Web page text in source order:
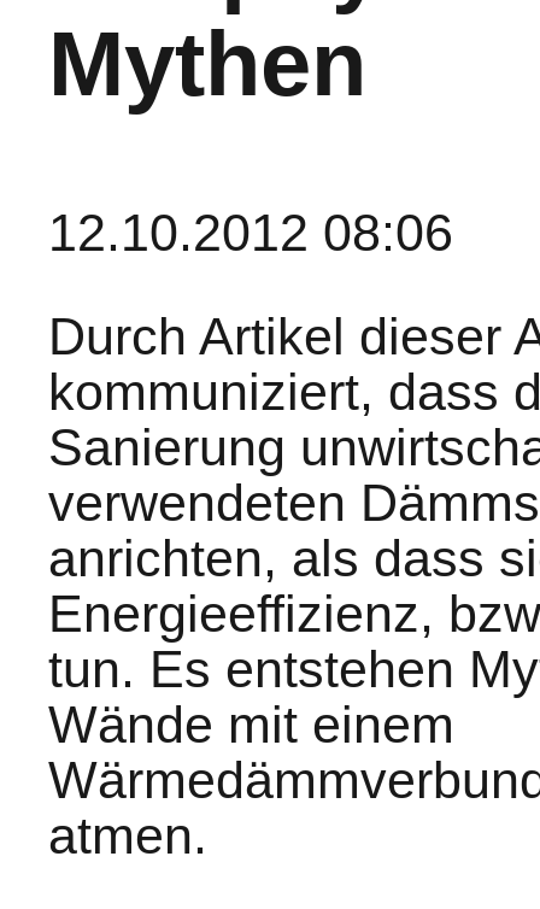
Mythen
12.10.2012 08:06
Durch Artikel dieser
kommuniziert, dass
Sanierung
verwendeten
anrichten, als dass
Energieeffizienz,
tun. Es entstehen
Wände mit einem
atmen.